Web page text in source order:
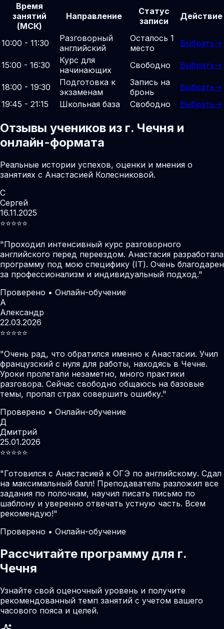
Время
занятий
(МСК)
Направление
Статус
записи
Действие
10:00 - 11:30
Разговорный
английский
Осталось 1
место
Выбрать→
15:00 - 16:30
Курс для
начинающих
Свободно Выбрать→
18:00 - 19:30
Подготовка к
экзаменам
Запись на
бронь
Выбрать→
19:45 - 21:15
Школьная база Свободно Выбрать→
Отзывы учеников из г. Чечня и
онлайн-формата
Реальные истории успехов, оценки и мнения о
занятиях с Анастасией Колесниковой.
С
Сергей
16.11.2025
⭐️⭐️⭐️⭐️⭐️
"Проходил интенсивный курс разговорного
английского перед переездом. Анастасия разработала
программу под мою специфику (IT). Очень благодарен
за профессионализм и индивидуальный подход."
Проверено • Онлайн-обучение
А
Александр
22.03.2026
⭐️⭐️⭐️⭐️⭐️
"Очень рад, что обратился именно к Анастасии. Учил
французский с нуля для работы, находясь в Чечне.
Уроки пролетали незаметно, много практики
разговора. Сейчас свободно общаюсь на базовые
темы, пропал страх совершить ошибку."
Проверено • Онлайн-обучение
Д
Дмитрий
25.01.2026
⭐️⭐️⭐️⭐️⭐️
"Готовился с Анастасией к ОГЭ по английскому. Сдал
на максимальный балл! Преподаватель разложил все
задания по полочкам, научил писать письмо по
шаблону и уверенно отвечать устную часть. Всем
рекомендую!"
Проверено • Онлайн-обучение
Рассчитайте программу для г.
Чечня
Узнайте свой оценочный уровень и получите
рекомендованный темп занятий с учетом вашего
часового пояса и целей.